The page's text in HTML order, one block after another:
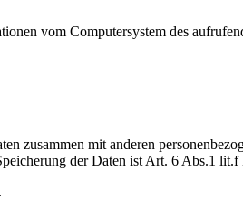
vom Computersystem des
zusammen mit anderen
der Daten ist Art. 6 Abs.1